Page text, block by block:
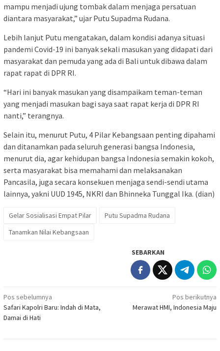
mampu menjadi ujung tombak dalam menjaga persatuan
diantara masyarakat,” ujar Putu Supadma Rudana.
Lebih lanjut Putu mengatakan, dalam kondisi adanya situasi
pandemi Covid-19 ini banyak sekali masukan yang didapati dari
masyarakat dan pemuda yang ada di Bali untuk dibawa dalam
rapat rapat di DPR RI.
“Hari ini banyak masukan yang disampaikam teman-teman
yang menjadi masukan bagi saya saat rapat kerja di DPR RI
nanti,” terangnya.
Selain itu, menurut Putu, 4 Pilar Kebangsaan penting dipahami
dan ditanamkan pada seluruh generasi bangsa Indonesia,
menurut dia, agar kehidupan bangsa Indonesia semakin kokoh,
serta masyarakat bisa memahami dan melaksanakan
Pancasila, juga secara konsekuen menjaga sendi-sendi utama
lainnya, yakni UUD 1945, NKRI dan Bhinneka Tunggal Ika. (dian)
Gelar Sosialisasi Empat Pilar
Putu Supadma Rudana
Tanamkan Nilai Kebangsaan
SEBARKAN
Navigasi
pos
Pos sebelumnya
Safari Kapolri Baru: Indah di Mata,
Damai di Hati
Pos berikutnya
Merawat HMI, Indonesia Maju